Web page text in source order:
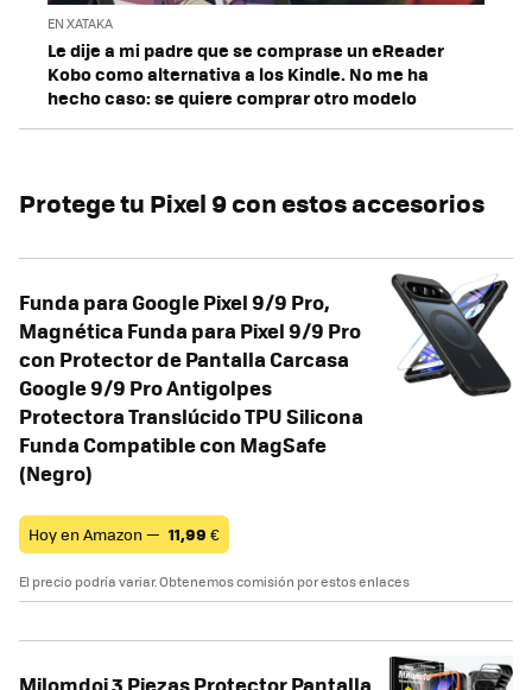
EN XATAKA
Le dije a mi padre que se comprase un eReader
Kobo como alternativa a los Kindle. No me ha
hecho caso: se quiere comprar otro modelo
Protege tu Pixel 9 con estos accesorios
Funda para Google Pixel 9/9 Pro,
Magnética Funda para Pixel 9/9 Pro
con Protector de Pantalla Carcasa
Google 9/9 Pro Antigolpes
Protectora Translúcido TPU Silicona
Funda Compatible con MagSafe
(Negro)
Hoy en Amazon — 11,99 €
El precio podría variar. Obtenemos comisión por estos enlaces